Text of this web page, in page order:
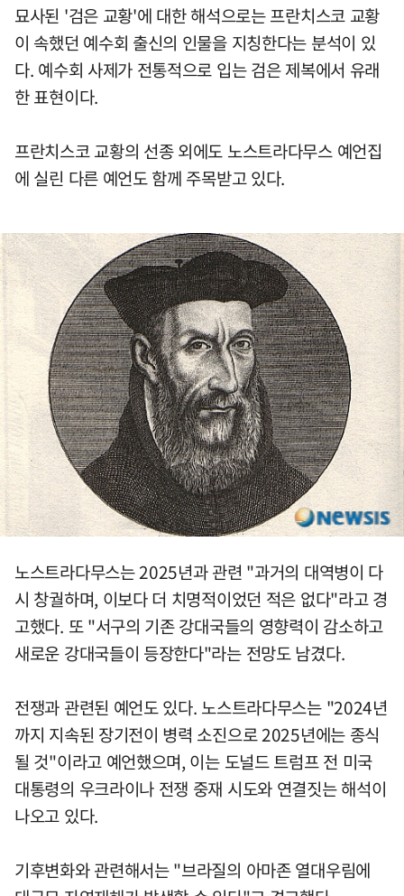
묘사된 '검은 교황'에 대한 해석으로는 프란치스코 교황
이 속했던 예수회 출신의 인물을 지칭한다는 분석이 있
다. 예수회 사제가 전통적으로 입는 검은 제복에서 유래
한 표현이다.
프란치스코 교황의 선종 외에도 노스트라다무스 예언집
에 실린 다른 예언도 함께 주목받고 있다.
노스트라다무스는 2025년과 관련 "과거의 대역병이 다
시 창궐하며, 이보다 더 치명적이었던 적은 없다"라고 경
고했다. 또 "서구의 기존 강대국들의 영향력이 감소하고
새로운 강대국들이 등장한다"라는 전망도 남겼다.
전쟁과 관련된 예언도 있다. 노스트라다무스는 "2024년
까지 지속된 장기전이 병력 소진으로 2025년에는 종식
될 것"이라고 예언했으며, 이는 도널드 트럼프 전 미국
대통령의 우크라이나 전쟁 중재 시도와 연결짓는 해석이
나오고 있다.
기후변화와 관련해서는 "브라질의 아마존 열대우림에